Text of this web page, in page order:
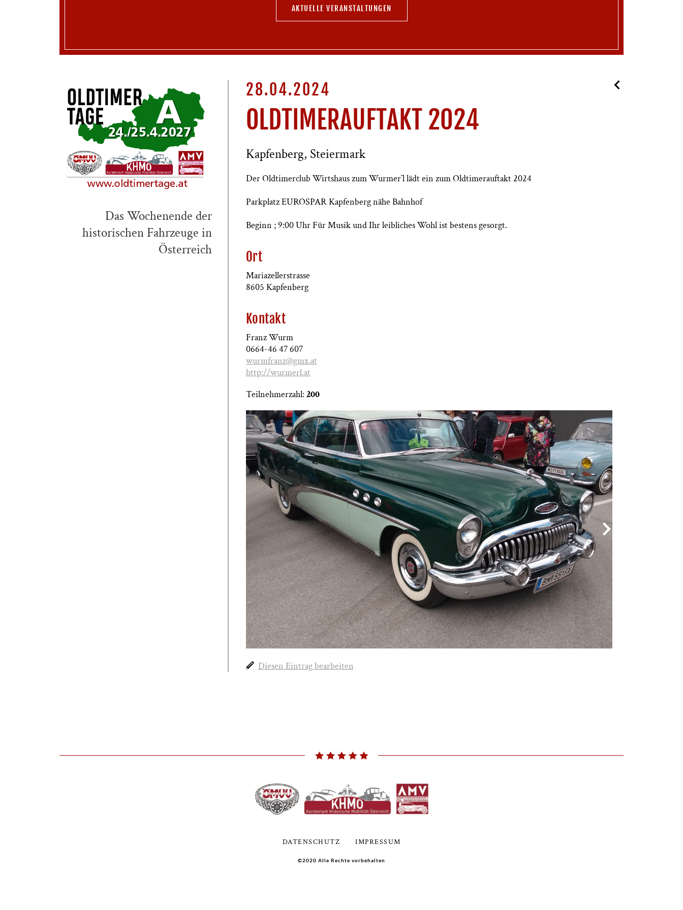
AKTUELLE VERANSTALTUNGEN
28.04.2024
OLDTIMERAUFTAKT 2024
Kapfenberg, Steiermark
Der Oldtimerclub Wirtshaus zum Wurmer´l lädt ein zum Oldtimerauftakt 2024
Parkplatz EUROSPAR Kapfenberg nähe Bahnhof
Beginn ; 9:00 Uhr Für Musik und Ihr leibliches Wohl ist bestens gesorgt.
Ort
Mariazellerstrasse
8605 Kapfenberg
Kontakt
Franz Wurm
0664-46 47 607
wurmfranz@gmx.at
http://wurmerl.at
Teilnehmerzahl: 200
Diesen Eintrag bearbeiten
Das Wochenende der
historischen Fahrzeuge in
Österreich
DATENSCHUTZ IMPRESSUM
©2020 Alle Rechte vorbehalten